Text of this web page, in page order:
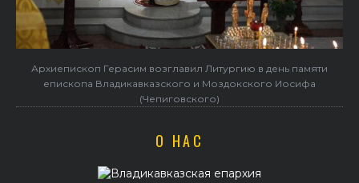
Архиепископ Герасим возглавил Литургию в день памяти
епископа Владикавказского и Моздокского Иосифа
(Чепиговского)
О НАС